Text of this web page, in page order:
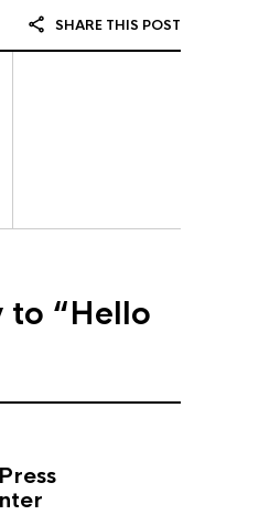
SHARE THIS POST
to “Hello